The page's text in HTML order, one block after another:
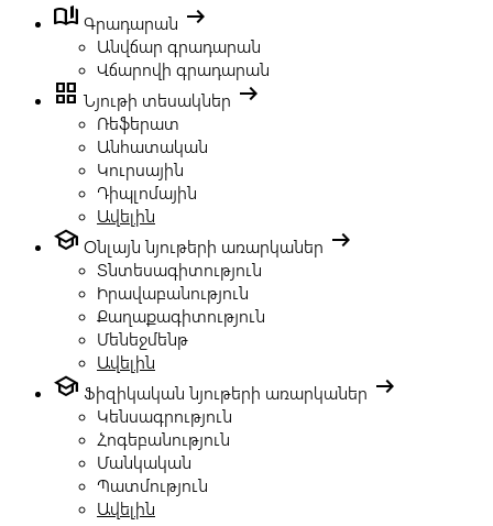
book_ribbon Գրադարան arrow_right_alt
Անվճար գրադարան
Վճարովի գրադարան
grid_view Նյութի տեսակներ arrow_right_alt
Ռեֆերատ
Անհատական
Կուրսային
Դիպլոմային
Ավելին
school Օնլայն նյութերի առարկաներ arrow_right_alt
Տնտեսագիտություն
Իրավաբանություն
Քաղաքագիտություն
Մենեջմենթ
Ավելին
school Ֆիզիկական նյութերի առարկաներ arrow_right_alt
Կենսագրություն
Հոգեբանություն
Մանկական
Պատմություն
Ավելին